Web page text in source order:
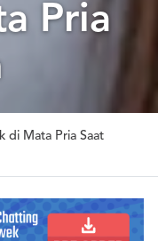
Pria
di Mata Pria Saat